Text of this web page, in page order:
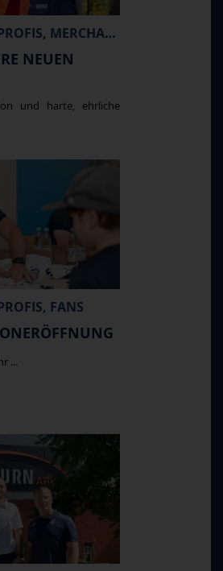
FR, 07.08.2026 // PROFIS, MERCHANDISE
NEUEN
und harte, ehrliche
FANS
...